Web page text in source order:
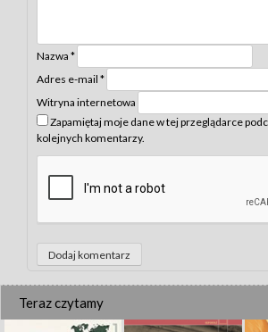
Nazwa *
Adres e-mail *
Witryna internetowa
Zapamiętaj moje dane w tej przeglądarce
kolejnych komentarzy.
Teraz czytamy